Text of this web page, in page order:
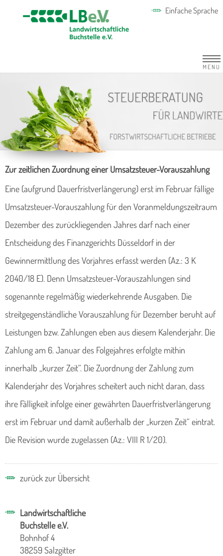
Einfache Sprache
MENU
Zur zeitlichen Zuordnung einer Umsatzsteuer-Vorauszahlung
Eine (aufgrund Dauerfristverlängerung) erst im Februar fällige
Umsatzsteuer-Vorauszahlung für den Voranmeldungszeitraum
Dezember des zurückliegenden Jahres darf nach einer
Entscheidung des Finanzgerichts Düsseldorf in der
Gewinnermittlung des Vorjahres erfasst werden (Az.: 3 K
2040/18 E). Denn Umsatzsteuer-Vorauszahlungen sind
sogenannte regelmäßig wiederkehrende Ausgaben. Die
streitgegenständliche Vorauszahlung für Dezember beruht auf
Leistungen bzw. Zahlungen eben aus diesem Kalenderjahr. Die
Zahlung am 6. Januar des Folgejahres erfolgte mithin
innerhalb „kurzer Zeit“. Die Zuordnung der Zahlung zum
Kalenderjahr des Vorjahres scheitert auch nicht daran, dass
ihre Fälligkeit infolge einer gewährten Dauerfristverlängerung
erst im Februar und damit außerhalb der „kurzen Zeit“ eintrat.
Die Revision wurde zugelassen (Az.: VIII R 1/20).
zurück zur Übersicht
Landwirtschaftliche
Buchstelle e.V.
Bohnhof 4
38259 Salzgitter